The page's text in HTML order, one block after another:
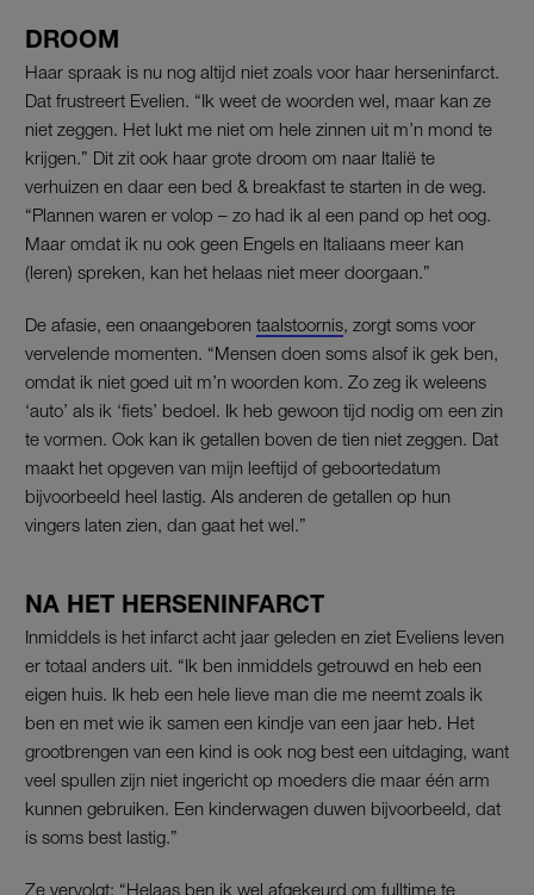
DROOM
Haar spraak is nu nog altijd niet zoals voor haar herseninfarct.
Dat frustreert Evelien. “Ik weet de woorden wel, maar kan ze
niet zeggen. Het lukt me niet om hele zinnen uit m’n mond te
krijgen.” Dit zit ook haar grote droom om naar Italië te
verhuizen en daar een bed & breakfast te starten in de weg.
“Plannen waren er volop – zo had ik al een pand op het oog.
Maar omdat ik nu ook geen Engels en Italiaans meer kan
(leren) spreken, kan het helaas niet meer doorgaan.”
De afasie, een onaangeboren taalstoornis , zorgt soms voor
vervelende momenten. “Mensen doen soms alsof ik gek ben,
omdat ik niet goed uit m’n woorden kom. Zo zeg ik weleens
‘auto’ als ik ‘fiets’ bedoel. Ik heb gewoon tijd nodig om een zin
te vormen. Ook kan ik getallen boven de tien niet zeggen. Dat
maakt het opgeven van mijn leeftijd of geboortedatum
bijvoorbeeld heel lastig. Als anderen de getallen op hun
vingers laten zien, dan gaat het wel.”
NA HET HERSENINFARCT
Inmiddels is het infarct acht jaar geleden en ziet Eveliens leven
er totaal anders uit. “Ik ben inmiddels getrouwd en heb een
eigen huis. Ik heb een hele lieve man die me neemt zoals ik
ben en met wie ik samen een kindje van een jaar heb. Het
grootbrengen van een kind is ook nog best een uitdaging, want
veel spullen zijn niet ingericht op moeders die maar één arm
kunnen gebruiken. Een kinderwagen duwen bijvoorbeeld, dat
is soms best lastig.”
Ze vervolgt: “Helaas ben ik wel afgekeurd om fulltime te